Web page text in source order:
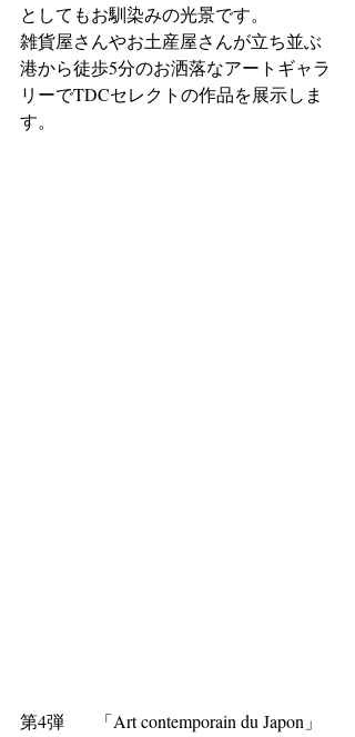
としてもお馴染みの光景です。
雑貨屋さんやお土産屋さんが立ち並ぶ
港から徒歩5分のお洒落なアートギャラ
リーでTDCセレクトの作品を展示しま
す。
第4弾　   「Art contemporain du Japon」